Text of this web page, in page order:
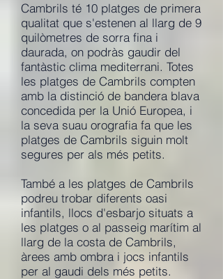
Cambrils té 10 platges de primera
qualitat que s'estenen al llarg de 9
quilòmetres de sorra fina i
daurada, on podràs gaudir del
fantàstic clima mediterrani. Totes
les platges de Cambrils compten
amb la distinció de bandera blava
concedida per la Unió Europea, i
la seva suau orografia fa que les
platges de Cambrils siguin molt
segures per als més petits.
També a les platges de Cambrils
podreu trobar diferents oasi
infantils, llocs d'esbarjo situats a
les platges o al passeig marítim al
llarg de la costa de Cambrils,
àrees amb ombra i jocs infantils
per al gaudi dels més petits.